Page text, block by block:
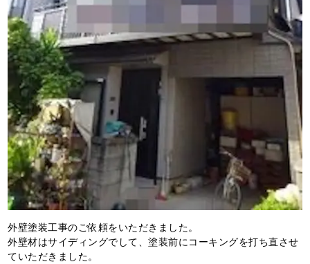
外壁塗装工事のご依頼をいただきました。
外壁材はサイディングでして、塗装前にコーキングを打ち直させ
ていただきました。